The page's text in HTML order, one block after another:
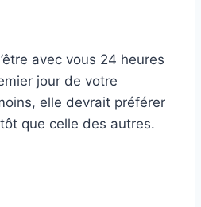
avec vous 24 heures
jour de votre
elle devrait préférer
que celle des autres.